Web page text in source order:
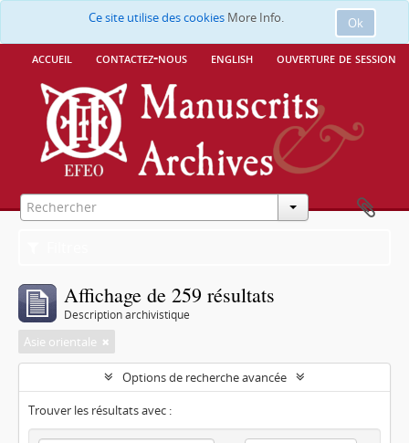
Ok
Ce site utilise des cookies More Info.
accueil contactez-nous english ouverture de session
Affichage de 259 résultats
Description archivistique
Asie orientale
Options de recherche avancée
Trouver les résultats avec :